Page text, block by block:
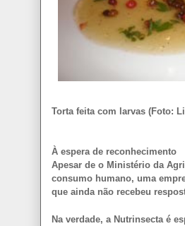
Torta feita com larvas (Foto:
À espera de reconhecimento
Apesar de o Ministério da
consumo humano, uma
que ainda não recebeu
Na verdade, a Nutrinsecta é